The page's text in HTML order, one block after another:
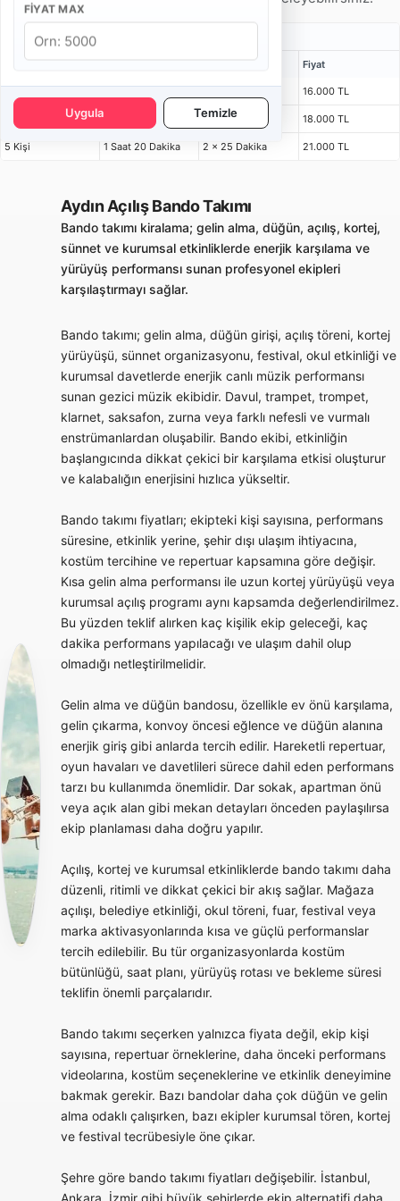
FIYAT MAX
Uygula Temizle
Açılış Bando Takımı Fiyatları
Fiyat
16.000 TL
2 x 25 Dakika 18.000 TL
5 Kişi 1 Saat 20 Dakika 2 x 25 Dakika 21.000 TL
Aydın Açılış Bando Takımı
Bando takımı kiralama; gelin alma, düğün, açılış, kortej,
sünnet ve kurumsal etkinliklerde enerjik karşılama ve
yürüyüş performansı sunan profesyonel ekipleri
karşılaştırmayı sağlar.
Bando takımı; gelin alma, düğün girişi, açılış töreni, kortej
yürüyüşü, sünnet organizasyonu, festival, okul etkinliği ve
kurumsal davetlerde enerjik canlı müzik performansı
sunan gezici müzik ekibidir. Davul, trampet, trompet,
klarnet, saksafon, zurna veya farklı nefesli ve vurmalı
enstrümanlardan oluşabilir. Bando ekibi, etkinliğin
başlangıcında dikkat çekici bir karşılama etkisi oluşturur
ve kalabalığın enerjisini hızlıca yükseltir.
Bando takımı fiyatları; ekipteki kişi sayısına, performans
süresine, etkinlik yerine, şehir dışı ulaşım ihtiyacına,
kostüm tercihine ve repertuar kapsamına göre değişir.
Kısa gelin alma performansı ile uzun kortej yürüyüşü veya
kurumsal açılış programı aynı kapsamda değerlendirilmez.
Bu yüzden teklif alırken kaç kişilik ekip geleceği, kaç
dakika performans yapılacağı ve ulaşım dahil olup
olmadığı netleştirilmelidir.
Gelin alma ve düğün bandosu, özellikle ev önü karşılama,
gelin çıkarma, konvoy öncesi eğlence ve düğün alanına
enerjik giriş gibi anlarda tercih edilir. Hareketli repertuar,
oyun havaları ve davetlileri sürece dahil eden performans
tarzı bu kullanımda önemlidir. Dar sokak, apartman önü
veya açık alan gibi mekan detayları önceden paylaşılırsa
ekip planlaması daha doğru yapılır.
Açılış, kortej ve kurumsal etkinliklerde bando takımı daha
düzenli, ritimli ve dikkat çekici bir akış sağlar. Mağaza
açılışı, belediye etkinliği, okul töreni, fuar, festival veya
marka aktivasyonlarında kısa ve güçlü performanslar
tercih edilebilir. Bu tür organizasyonlarda kostüm
bütünlüğü, saat planı, yürüyüş rotası ve bekleme süresi
teklifin önemli parçalarıdır.
Bando takımı seçerken yalnızca fiyata değil, ekip kişi
sayısına, repertuar örneklerine, daha önceki performans
videolarına, kostüm seçeneklerine ve etkinlik deneyimine
bakmak gerekir. Bazı bandolar daha çok düğün ve gelin
alma odaklı çalışırken, bazı ekipler kurumsal tören, kortej
ve festival tecrübesiyle öne çıkar.
Şehre göre bando takımı fiyatları değişebilir. İstanbul,
Ankara, İzmir gibi büyük şehirlerde ekip alternatifi daha